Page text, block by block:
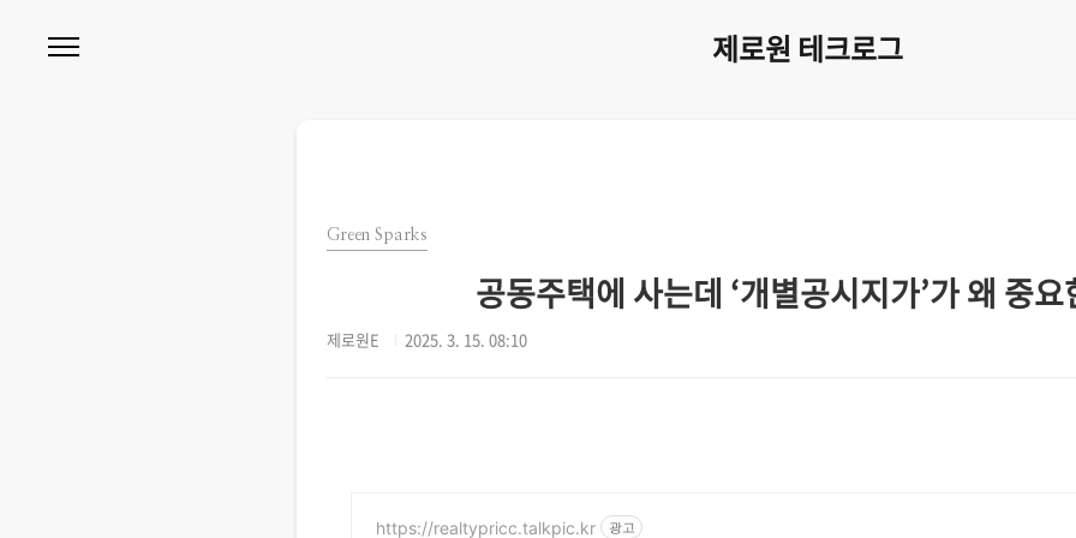
제로원 테크로그
Green Sparks
공동주택에 사는데 ‘개별공시지가’가 왜 중요
제로원E 2025. 3. 15. 08:10
https://realtypricc.talkpic.kr 광고